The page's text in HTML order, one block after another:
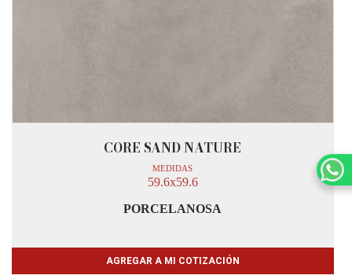
CORE SAND NATURE
MEDIDAS
59.6x59.6
PORCELANOSA
AGREGAR A MI COTIZACIÓN